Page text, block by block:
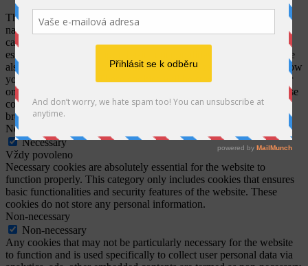
This website uses cookies to improve your experience while you
navigate through the website. Out of these, the cookies that are
categorized as necessary are stored on your browser as they are
essential for the working of basic functionalities of the website. We
also use third-party cookies that help us analyze and understand how
you use this website. These cookies will be stored in your browser
only with your consent. You also have the option to opt-out of these
cookies. But opting out of some of these cookies may affect your
browsing experience.
Necessary
Necessary
Vždy povoleno
Necessary cookies are absolutely essential for the website to
function properly. This category only includes cookies that ensures
basic functionalities and security features of the website. These
cookies do not store any personal information.
Non-necessary
Non-necessary
Any cookies that may not be particularly necessary for the website
to function and is used specifically to collect user personal data via